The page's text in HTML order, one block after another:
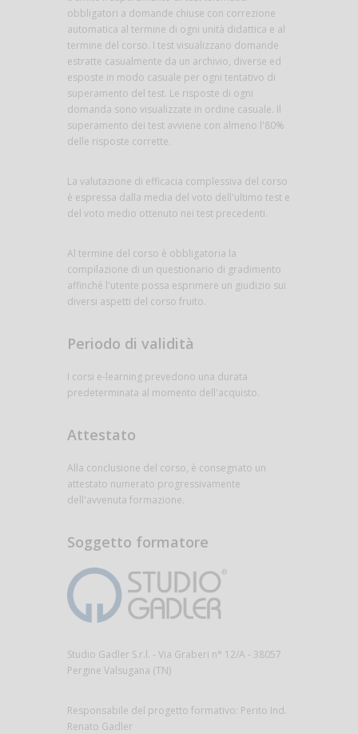
obbligatori a domande chiuse con correzione
automatica al termine di ogni unità didattica e al
termine del corso. I test visualizzano domande
estratte casualmente da un archivio, diverse ed
esposte in modo casuale per ogni tentativo di
superamento del test. Le risposte di ogni
domanda sono visualizzate in ordine casuale. Il
superamento dei test avviene con almeno l'80%
delle risposte corrette.
La valutazione di efficacia complessiva del corso
è espressa dalla media del voto dell'ultimo test e
del voto medio ottenuto nei test precedenti.
Al termine del corso è obbligatoria la
compilazione di un questionario di gradimento
affinché l'utente possa esprimere un giudizio sui
diversi aspetti del corso fruito.
Periodo di validità
I corsi e-learning prevedono una durata
predeterminata al momento dell'acquisto.
Attestato
Alla conclusione del corso, è consegnato un
attestato numerato progressivamente
dell'avvenuta formazione.
Soggetto formatore
Studio Gadler S.r.l. - Via Graberi n° 12/A - 38057
Pergine Valsugana (TN)
Responsabile del progetto formativo: Perito Ind.
Renato Gadler